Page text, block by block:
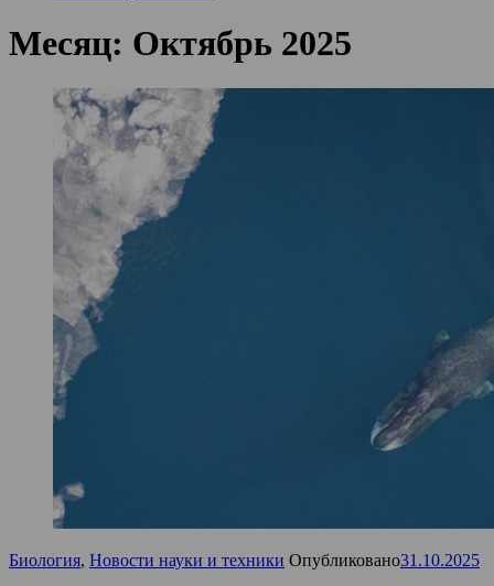
Месяц: Октябрь 2025
Биология, Новости науки и техники Опубликовано31.10.2025